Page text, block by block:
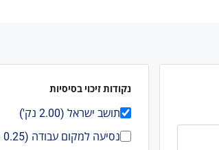
נקודות זיכוי בסיסיות
תושב ישראל (2.00 נק')
נסיעה למקום עבודה (0.25 נק')